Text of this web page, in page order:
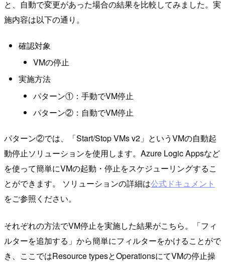
と、自動で変更があった場合の結果を比較してみました。実
施内容は以下の通り。
確認対象
VMの停止
実施方法
パターン①：手動でVM停止
パターン②：自動でVM停止
パターン②では、「Start/Stop VMs v2」というVMの自動起
動停止ソリューションを使用します。Azure Logic Appsなど
を使って簡単にVMの起動・停止をスケジューリングするこ
とができます。 ソリューションの詳細は公式ドキュメント
をご参照ください。
それぞれの方法でVM停止を実施した結果がこちら。「フィ
ルターを追加する」から簡単にフィルターをかけることがで
き、ここではResource typesとOperationsにてVMの停止操